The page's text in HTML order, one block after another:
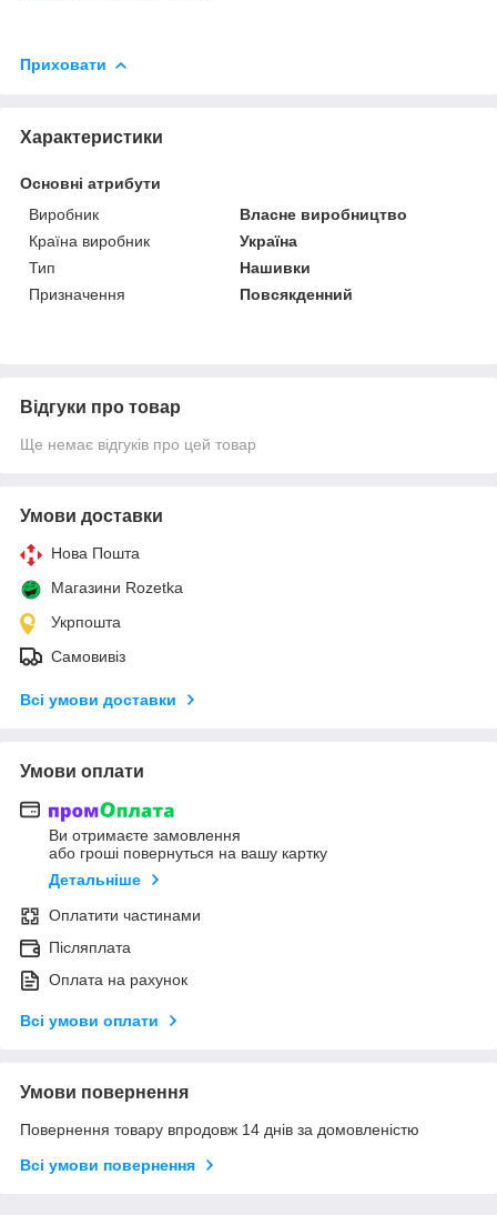
Приховати
Характеристики
Основні атрибути
Виробник
Власне виробництво
Країна виробник
Україна
Тип
Нашивки
Призначення
Повсякденний
Відгуки про товар
Ще немає відгуків про цей товар
Умови доставки
Нова Пошта
Магазини Rozetka
Укрпошта
Самовивіз
Всі умови доставки
Умови оплати
Ви отримаєте замовлення
або гроші повернуться на вашу картку
Детальніше
Оплатити частинами
Післяплата
Оплата на рахунок
Всі умови оплати
Умови повернення
Повернення товару впродовж 14 днів за домовленістю
Всі умови повернення